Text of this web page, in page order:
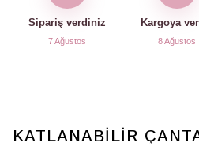
Sipariş verdiniz
7 Ağustos
Kargoya
8 Ağustos
KATLANABİLİR